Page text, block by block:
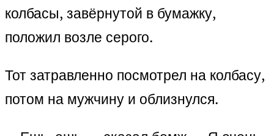
колбасы, завёрнутой в бумажку,
положил возле серого.
Тот затравленно посмотрел на колбасу,
потом на мужчину и облизнулся.